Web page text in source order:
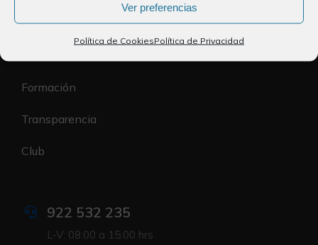
Ver preferencias
Política de CookiesPolítica de Privacidad
Registro de colegiados
Formación
Transparencia
Club
922 532 235
L-V: 08:00 a 15:00 hrs